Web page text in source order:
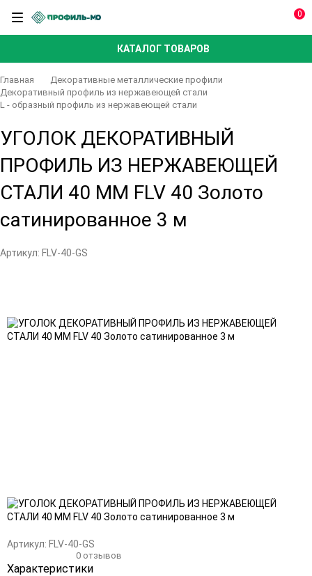
КАТАЛОГ ТОВАРОВ
0
Главная
Декоративные металлические профили
Декоративный профиль из нержавеющей стали
L - образный профиль из нержавеющей стали
УГОЛОК ДЕКОРАТИВНЫЙ
ПРОФИЛЬ ИЗ НЕРЖАВЕЮЩЕЙ
СТАЛИ 40 ММ FLV 40 Золото
сатинированное 3 м
Артикул: FLV-40-GS
в
избранное
к
сравнению
Артикул: FLV-40-GS
0 отзывов
Характеристики